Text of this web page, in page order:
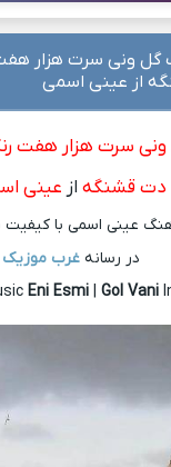
گل ونی سرت هزار
از عینی اسمی
سرت هزار هفت
دت قشنگه از عینی
عینی اسمی با کیفیت
در رسانه غرب موزیک
Eni Esmi | Gol Vani